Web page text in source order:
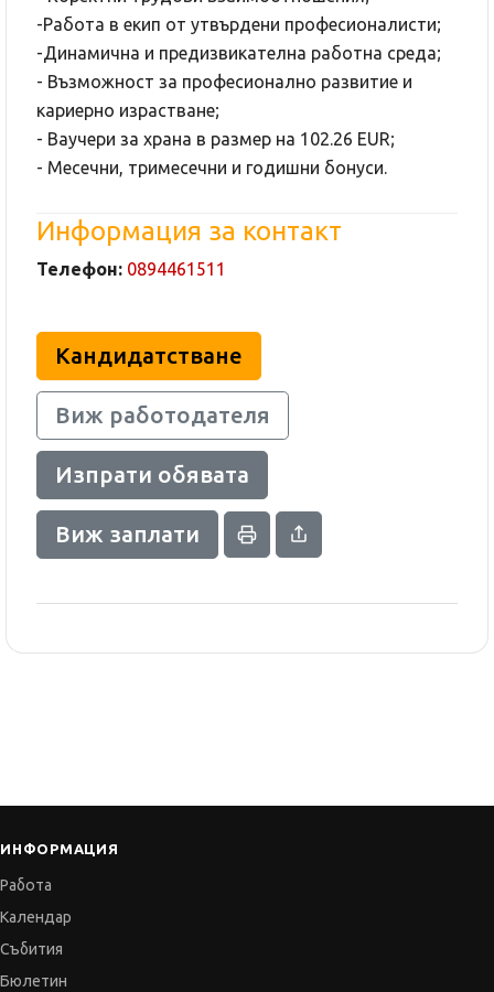
-Работа в екип от утвърдени професионалисти;
-Динамична и предизвикателна работна среда;
- Възможност за професионално развитие и
кариерно израстване;
- Ваучери за храна в размер на 102.26 EUR;
- Месечни, тримесечни и годишни бонуси.
Информация за контакт
Телефон: 0894461511
Кандидатстване
Виж работодателя
Изпрати обявата
Виж заплати
ИНФОРМАЦИЯ
Работа
Календар
Събития
Бюлетин